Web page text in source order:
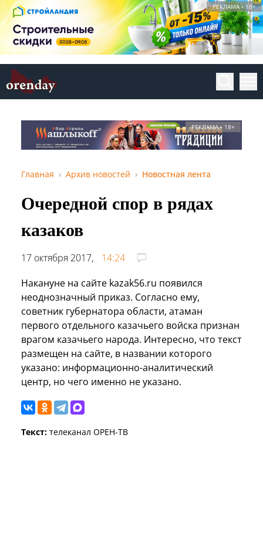
РЕКЛАМА • 18+
РЕКЛАМА • 18+
Главная Архив новостей Новостная лента
Очередной спор в рядах
казаков
17 октября 2017,
14:24
Накануне на сайте kazak56.ru появился
неоднозначный приказ. Согласно ему,
советник губернатора области, атаман
первого отдельного казачьего войска признан
врагом казачьего народа. Интересно, что текст
размещен на сайте, в названии которого
указано: информационно-аналитический
центр, но чего именно не указано.
Текст: телеканал ОРЕН-ТВ